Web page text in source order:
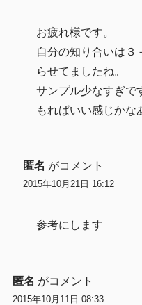
お疲れ様です。
自分の知り合いは３
らせてましたね。
サンプル少なすぎで
もればいい感じかな
匿名 がコメント
2015年10月21日 16:12
参考にします
匿名 がコメント
2015年10月11日 08:33